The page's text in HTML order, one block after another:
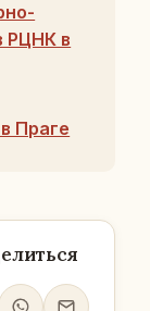
РЦНК в
Праге